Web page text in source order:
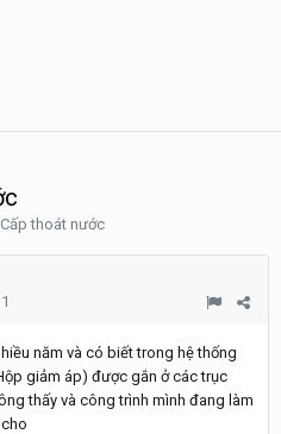
Cấp thoát nước
năm và có biết trong hệ thống
giảm áp) được gắn ở các trục
thấy và công trình mình đang làm